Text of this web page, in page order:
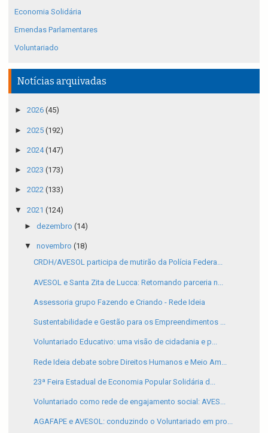
Economia Solidária
Emendas Parlamentares
Voluntariado
Notícias arquivadas
► 2026 (45)
► 2025 (192)
► 2024(147)
► 2023 (173)
► 2022 (133)
▼ 2021 (124)
► dezembro (14)
▼ novembro (18)
CRDH/AVESOL participa de mutirão da Polícia Federa...
AVESOL e Santa Zita de Lucca: Retomando parceria n...
Assessoria grupo Fazendo e Criando - Rede Ideia
Sustentabilidade e Gestão para os Empreendimentos ...
Voluntariado Educativo: uma visão de cidadania e p...
Rede Ideia debate sobre Direitos Humanos e Meio Am...
23ª Feira Estadual de Economia Popular Solidária d...
Voluntariado como rede de engajamento social: AVES...
AGAFAPE e AVESOL: conduzindo o Voluntariado em pro...